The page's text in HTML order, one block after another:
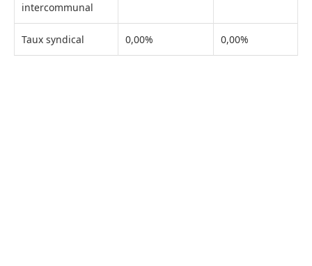
intercommunal
Taux syndical 0,00% 0,00%